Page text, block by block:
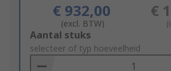
€ 932,00
(excl. BTW)
€
Add
to
Basket
Aantal stuks
selecteer of typ hoeveelheid